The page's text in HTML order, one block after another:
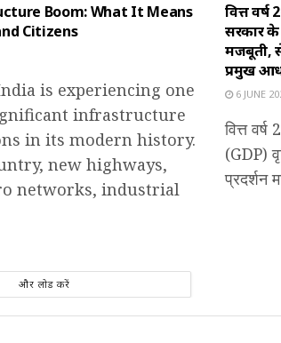
Boom: What It Means
Citizens
is experiencing one
infrastructure
in its modern history.
new highways,
networks, industrial
वित्त
सरकार के
मजबूती,
प्रमुख
6 JUNE
वित्त
(GDP)
प्रदर्शन
और लोड करें